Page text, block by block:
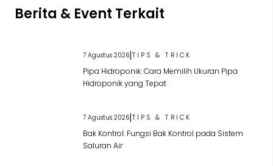
Berita & Event Terkait
7 Agustus 2026|TIPS & TRICK
Pipa Hidroponik: Cara Memilih Ukuran Pipa
Hidroponik yang Tepat
7 Agustus 2026|TIPS & TRICK
Bak Kontrol: Fungsi Bak Kontrol pada Sistem
Saluran Air